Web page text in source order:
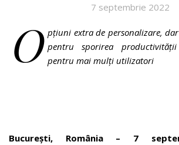
7 septembrie 2022
O pțiuni extra de personalizare,
pentru sporirea
pentru mai mulți utilizatori
București, România – 7